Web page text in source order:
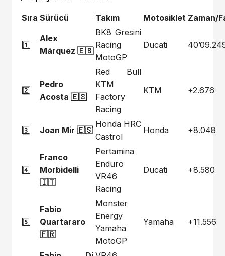
Sıra Sürücü Takım Motosiklet Zaman/
1️⃣
Alex
Márquez 🇪🇸
BK8 Gresini
Racing
MotoGP
Ducati
2️⃣
Pedro
Acosta 🇪🇸
Red Bull
KTM
Factory
Racing
KTM +2.676
3️⃣ Joan Mir 🇪🇸
Honda HRC
Castrol
Honda +8.048
4️⃣
Franco
Morbidelli
🇮🇹
Pertamina
Enduro
VR46
Racing
Ducati +8.580
5️⃣
Fabio
Quartararo
🇫🇷
Monster
Energy
Yamaha
MotoGP
Yamaha +11.556